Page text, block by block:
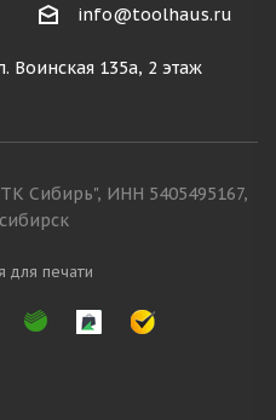
info@toolhaus.ru
Воинская 135а, 2 этаж
Сибирь", ИНН 5405495167,
для печати